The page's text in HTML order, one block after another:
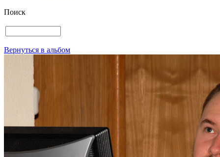
Поиск
Вернуться в альбом